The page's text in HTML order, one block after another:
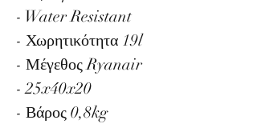
- Water Resistant
- Χωρητικότητα 19l
- Μέγεθος Ryanair
- 25x40x20
- Βάρος 0,8kg